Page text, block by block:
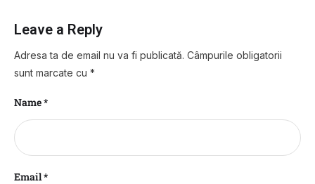
investitor
Leave a Reply
Adresa ta de email nu va fi publicată. Câmpurile obligatorii
sunt marcate cu *
Name *
Email *